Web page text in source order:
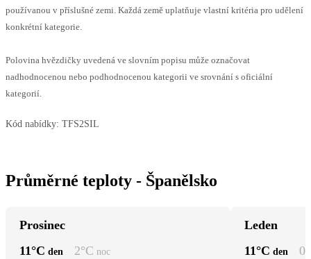
používanou v příslušné zemi. Každá země uplatňuje vlastní kritéria pro udělení
konkrétní kategorie.
Polovina hvězdičky uvedená ve slovním popisu může označovat
nadhodnocenou nebo podhodnocenou kategorii ve srovnání s oficiální
kategorií.
Kód nabídky: TFS2SIL
Průměrné teploty - Španělsko
Prosinec
11°C den 2°C noc
Leden
11°C den 0